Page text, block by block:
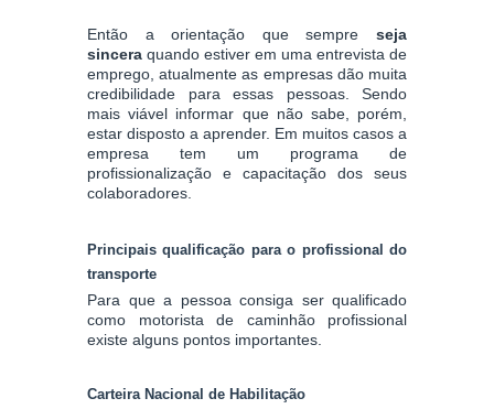
Então a orientação que sempre seja
sincera quando estiver em uma entrevista de
emprego, atualmente as empresas dão muita
credibilidade para essas pessoas. Sendo
mais viável informar que não sabe, porém,
estar disposto a aprender. Em muitos casos a
empresa tem um programa de
profissionalização e capacitação dos seus
colaboradores.
Principais qualificação para o profissional do
transporte
Para que a pessoa consiga ser qualificado
como motorista de caminhão profissional
existe alguns pontos importantes.
Carteira Nacional de Habilitação